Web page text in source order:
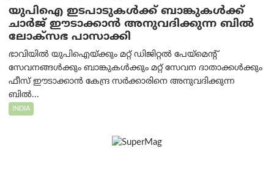
യുപിഐ ഇടപാടുകൾക്ക് ബാങ്കുകൾക്ക്
ചാർജ് ഈടാക്കാൻ അനുവദിക്കുന്ന ബിൽ
ലോക്‌സഭ പാസാക്കി
ഭാവിയിൽ യുപിഐയ്ക്കും മറ്റ് ഡിജിറ്റൽ പേയ്‌മെന്റ്
സേവനങ്ങൾക്കും ബാങ്കുകൾക്കും മറ്റ് സേവന ദാതാക്കൾക്കും
ഫീസ് ഈടാക്കാൻ കേന്ദ്ര സർക്കാരിനെ അനുവദിക്കുന്ന
ബിൽ...
INDIA